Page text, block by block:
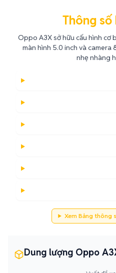
Thông
Oppo A3X sở hữu cấu hình cơ
màn hình 5.0 inch và camera
nhẹ nhàng
Xem Bảng thông
Dung lượng Oppo